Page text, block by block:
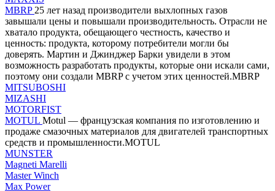
MBRP 25 лет назад производители выхлопных газов
завышали цены и повышали производительность. Отрасли не
хватало продукта, обещающего честность, качество и
ценность: продукта, которому потребители могли бы
доверять. Мартин и Джинджер Барки увидели в этом
возможность разработать продукты, которые они искали сами,
поэтому они создали MBRP с учетом этих ценностей.MBRP
MITSUBOSHI
MIZASHI
MOTORFIST
MOTUL Motul — французская компания по изготовлению и
продаже смазочных материалов для двигателей транспортных
средств и промышленности.MOTUL
MUNSTER
Magneti Marelli
Master Winch
Max Power